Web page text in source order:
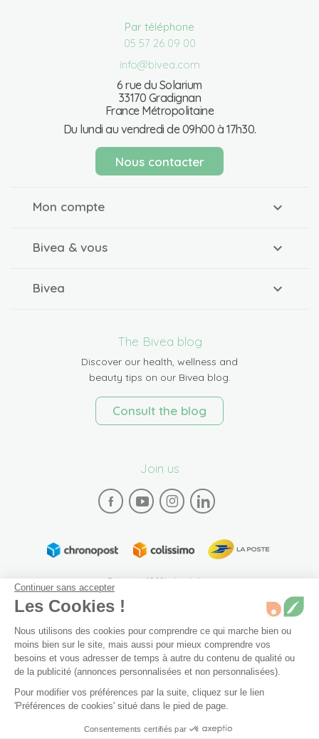
bon état Non disponible
Par téléphone
05 57 26 09 00
info@bivea.com
6 rue du Solarium
33170 Gradignan
France Métropolitaine
Du lundi au vendredi de 09h00 à 17h30.
Nous contacter
Mon compte
Bivea & vous
Bivea
The Bivea blog
Discover our health, wellness and
beauty tips on our Bivea blog.
Consult the blog
Join us
Paiement 100% sécurisé
Plan du site Mentions légales Conditions générales de vente
Archives Accessibilité: partiellement conforme (94%)
Préférences de cookies
Continuer sans accepter
Les Cookies !
Nous utilisons des cookies pour comprendre ce qui marche bien ou
moins bien sur le site, mais aussi pour mieux comprendre vos
besoins et vous adresser de temps à autre du contenu de qualité ou
de la publicité (annonces personnalisées et non personnalisées).
Pour modifier vos préférences par la suite, cliquez sur le lien
'Préférences de cookies' situé dans le pied de page.
Consentements certifiés par